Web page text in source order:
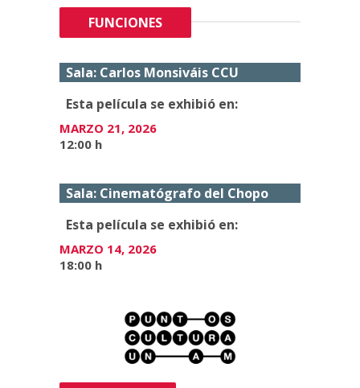
FUNCIONES
Sala: Carlos Monsiváis CCU
Esta película se exhibió en:
MARZO 21, 2026
12:00 h
Sala: Cinematógrafo del Chopo
Esta película se exhibió en:
MARZO 14, 2026
18:00 h